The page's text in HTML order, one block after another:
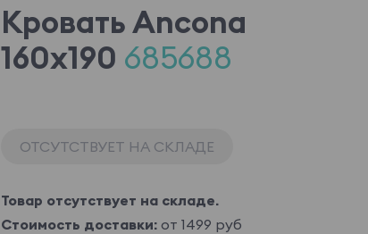
Кровать Ancona
160x190 685688
ОТСУТСТВУЕТ НА СКЛАДЕ
Товар отсутствует на складе.
Стоимость доставки:от 1499 руб